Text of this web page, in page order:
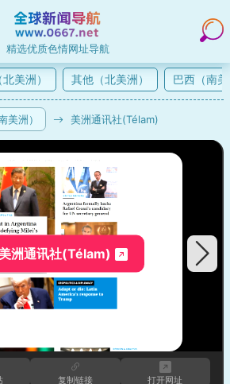
精选优质色情网址导航
美洲） 其他（北美洲） 巴西（南美
美洲） 美洲通讯社(Télam)
洲通讯社(Télam)
复制链接 打开网址